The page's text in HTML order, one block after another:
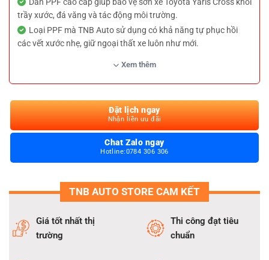
trầy xước, đá văng và tác động môi trường.
Loại PPF mà TNB Auto sử dụng có khả năng tự phục hồi
các vết xước nhẹ, giữ ngoại thất xe luôn như mới.
Kỹ thuật viên tay nghề cao tại TNB Auto đảm bảo quy trình
dán chính xác, không bong tróc, kèm chính sách bảo hành uy
Xem thêm
Đặt lịch ngay
Nhận liền ưu đãi
Chat Zalo ngay
Hotline:0784 306 306
TNB AUTO STORE CAM KẾT
Giá tốt nhất thị
trường
Thi công đạt tiêu
chuẩn